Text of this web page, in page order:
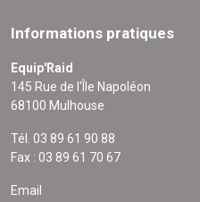
Informations pratiques
Equip'Raid
145 Rue de l'Île Napoléon
68100 Mulhouse
Tél. 03 89 61 90 88
Fax : 03 89 61 70 67
Email